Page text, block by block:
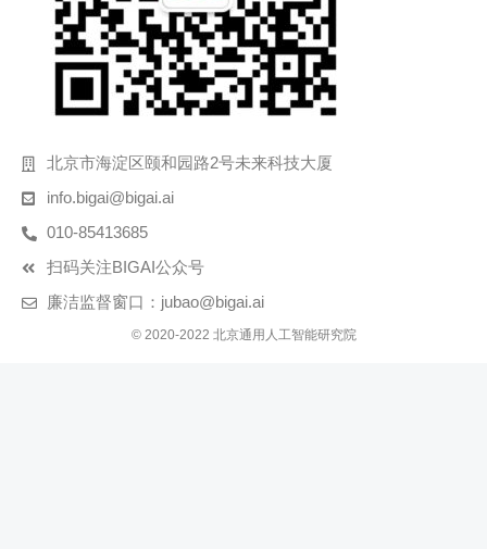
北京市海淀区颐和园路2号未来科技大厦
info.bigai@bigai.ai
010-85413685
扫码关注BIGAI公众号
廉洁监督窗口：jubao@bigai.ai
© 2020-2022 北京通用人工智能研究院